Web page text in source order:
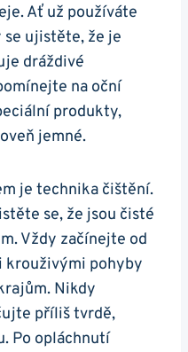
Ať ‍už používáte
ujistěte, ‌že je
dráždivé
na oční
produkty,
jemné.
je technika čištění.​
se, že jsou čisté⁤
Vždy⁤ začínejte ‌od
krouživými pohyby‌
Nikdy
⁣příliš ⁣tvrdě,⁢
Po opláchnutí